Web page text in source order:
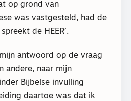
op grond van
was vastgesteld, had de
de HEER’.
antwoord op de vraag
andere, naar mijn
Bijbelse invulling
daartoe was dat ik